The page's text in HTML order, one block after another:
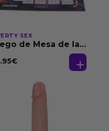
SEX
de Mesa de las
€